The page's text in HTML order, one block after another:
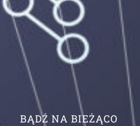
BĄDŹ NA BIEŻĄCO